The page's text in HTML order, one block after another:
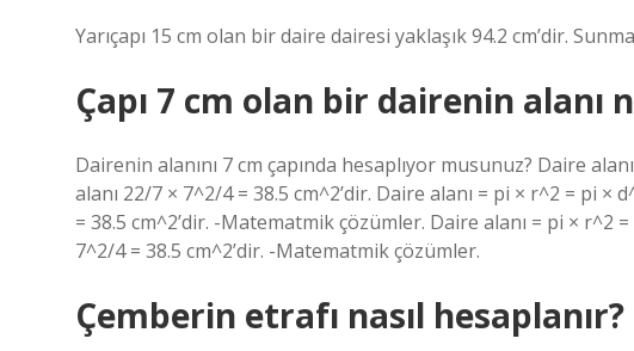
Yarıçapı 15 cm olan bir daire dairesi yaklaşık 94.2 cm’dir.
Çapı 7 cm olan bir dairenin alanı
Dairenin alanını 7 cm çapında hesaplıyor musunuz? Daire
alanı 22/7 × 7^2/4 = 38.5 cm^2’dir. Daire alanı = pi × r^2 = pi
= 38.5 cm^2’dir. -Matematmik çözümler. Daire alanı = pi × r^2
7^2/4 = 38.5 cm^2’dir. -Matematmik çözümler.
Çemberin etrafı nasıl hesaplanır?